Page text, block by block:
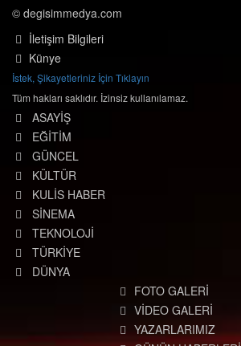
© degisimmedya.com
İletişim Bilgileri
Künye
İstek, Şikayetleriniz İçin Tıklayın
Tüm hakları saklıdır. İzinsiz kullanılamaz.
ASAYİŞ
EĞİTİM
GÜNCEL
KÜLTÜR
KULİS HABER
SİNEMA
TEKNOLOJİ
TÜRKİYE
DÜNYA
FOTO GALERİ
VİDEO GALERİ
YAZARLARIMIZ